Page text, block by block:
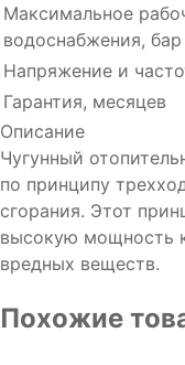
Максимальное
водоснабжения, бар
Напряжение и
Гарантия, месяцев
Описание
Чугунный
по принципу
сгорания. Этот
высокую мощность
вредных веществ.
Похожие